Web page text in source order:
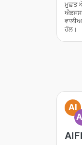
ਮੁਫ਼ਤ
ਹੱਲ।
AI